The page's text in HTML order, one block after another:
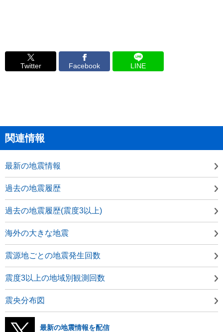
Twitter Facebook LINE
関連情報
最新の地震情報
過去の地震履歴
過去の地震履歴(震度3以上)
海外の大きな地震
震源地ごとの地震発生回数
震度3以上の地域別観測回数
震央分布図
最新の地震情報を配信